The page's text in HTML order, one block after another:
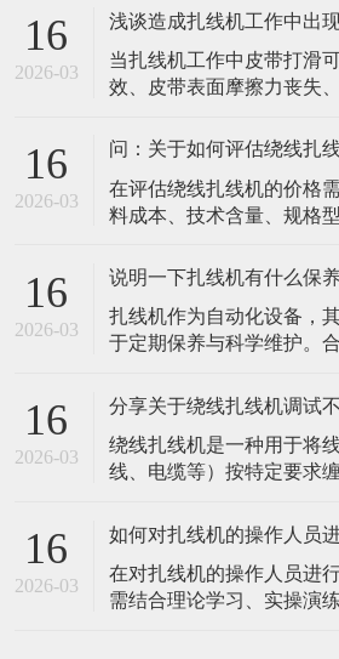
方面综合管理。以下是具
备维护与保养定期检查与
气压表、润滑系统、电气
件，确保无松动或泄漏。
精密部件，防止
16
2026-03
当扎线机工作中皮带打滑
效、皮带表面摩擦力丧失
皮带轮对中不良等原因导
检查张紧机构是否松动，
至推荐值。若皮带因长期
带表面摩擦
16
2026-03
在评估绕线扎线机的价格
料成本、技术含量、规格
场定位八大核心因素，以
控制系统等的质量直接影
命。进口高品质元器件或
致价格差
16
2026-03
说明一下扎线机有什么保
扎线机作为自动化设备，
于定期保养与科学维护。
捆扎精度和生产效率。以
养及操作规范等方面：​一
础维护清洁机身与工作区
尘、线屑、
16
2026-03
绕线扎线机是一种用于将
线、电缆等）按特定要求
车、新能源等行业。接下
下关于绕线扎线机调试不
能、生产效率、产品质量
成多方面的影响，具体如
16
2026-03
如何对扎线机的操作人员
在对扎线机的操作人员进
需结合理论学习、实操演